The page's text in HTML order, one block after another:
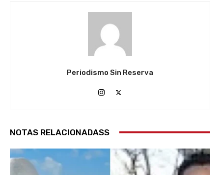
Periodismo Sin Reserva
NOTAS RELACIONADASS